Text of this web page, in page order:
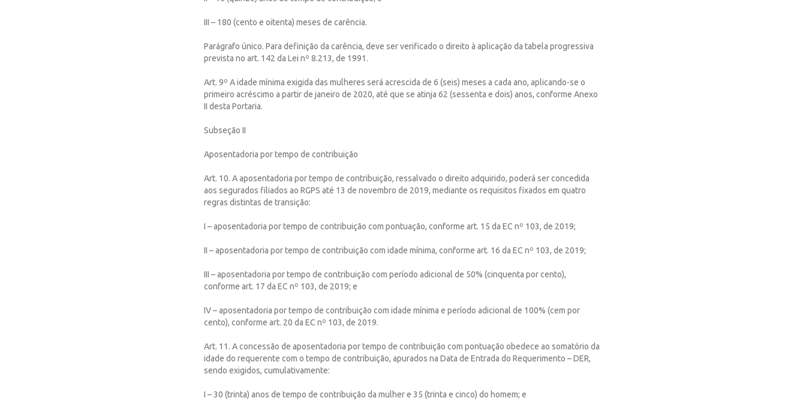
III – 180 (cento e oitenta) meses de carência.
Parágrafo único. Para definição da carência, deve ser verificado o direito à aplicação da tabela progressiva
prevista no art. 142 da Lei nº 8.213, de 1991.
Art. 9º A idade mínima exigida das mulheres será acrescida de 6 (seis) meses a cada ano, aplicando-se o
primeiro acréscimo a partir de janeiro de 2020, até que se atinja 62 (sessenta e dois) anos, conforme Anexo
II desta Portaria.
Subseção II
Aposentadoria por tempo de contribuição
Art. 10. A aposentadoria por tempo de contribuição, ressalvado o direito adquirido, poderá ser concedida
aos segurados filiados ao RGPS até 13 de novembro de 2019, mediante os requisitos fixados em quatro
regras distintas de transição:
I – aposentadoria por tempo de contribuição com pontuação, conforme art. 15 da EC nº 103, de 2019;
II – aposentadoria por tempo de contribuição com idade mínima, conforme art. 16 da EC nº 103, de 2019;
III – aposentadoria por tempo de contribuição com período adicional de 50% (cinquenta por cento),
conforme art. 17 da EC nº 103, de 2019; e
IV – aposentadoria por tempo de contribuição com idade mínima e período adicional de 100% (cem por
cento), conforme art. 20 da EC nº 103, de 2019.
Art. 11. A concessão de aposentadoria por tempo de contribuição com pontuação obedece ao somatório da
idade do requerente com o tempo de contribuição, apurados na Data de Entrada do Requerimento – DER,
sendo exigidos, cumulativamente:
I – 30 (trinta) anos de tempo de contribuição da mulher e 35 (trinta e cinco) do homem; e